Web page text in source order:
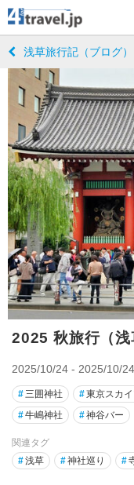
浅草旅行記（ブログ
2025 秋旅行（浅
2025/10/24 - 2025/10/24
#三囲神社 #東京スカ
#牛嶋神社 #神谷バー
関連タグ
#浅草 #神社巡り #